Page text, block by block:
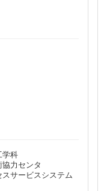
科
力センタ
サービスシステム